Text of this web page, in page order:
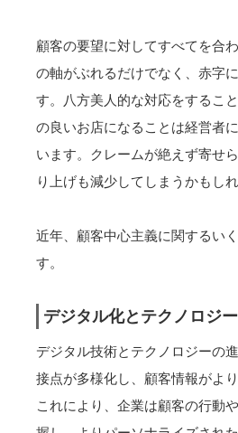
顧客の要望に対してすべてを合
の軸がぶれるだけでなく、赤字
す。八方美人的な対応をするこ
の良いお店になることは経営者
います。クレームが絶えず寄せ
り上げも減少してしまうかもしれ
近年、顧客中心主義に関するい
す。
デジタル化とテクノロジ
デジタル技術とテクノロジーの
接点が多様化し、顧客情報がよ
これにより、企業は顧客の行動